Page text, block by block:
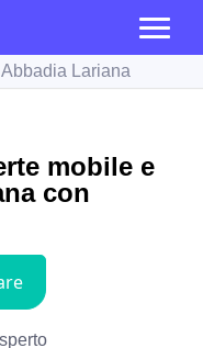
Abbadia Lariana